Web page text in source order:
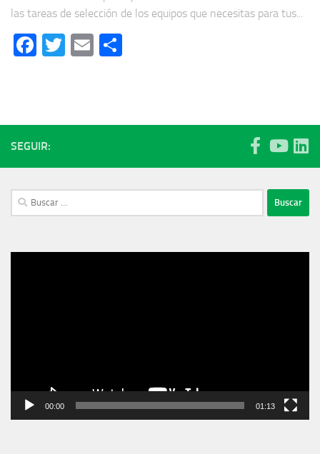
las tareas de selección de los equipos que necesitas para tus...
Facebook
Twitter
Email
SEGUIR:
Buscar:
00:00 01:13